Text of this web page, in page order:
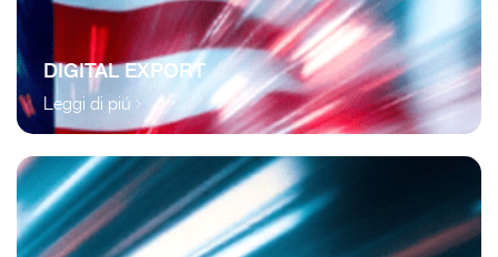
DIGITAL EXPORT
Leggi di piú